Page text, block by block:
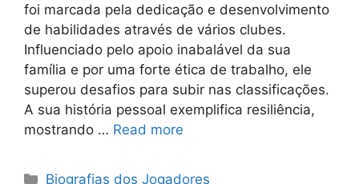
foi marcada pela dedicação e desenvolvimento
de habilidades através de vários clubes.
Influenciado pelo apoio inabalável da sua
família e por uma forte ética de trabalho, ele
superou desafios para subir nas classificações.
A sua história pessoal exemplifica resiliência,
mostrando … Read more
Categories
Biografias dos Jogadores